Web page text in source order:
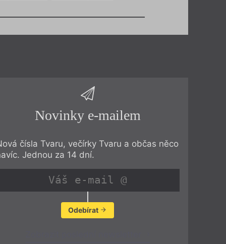
Novinky e-mailem
čísla Tvaru, večírky Tvaru a občas něco
Jednou za 14 dní.
Odebírat